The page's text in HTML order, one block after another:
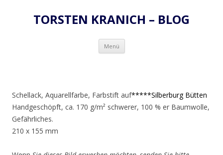
TORSTEN KRANICH – BLOG
Menü Zum
springen
Schellack, Aquarellfarbe, Farbstift auf*****Silberburg Bütten
Handgeschöpft, ca. 170 g/m² schwerer, 100 % er Baumwolle,
Gefährliches.
210 x 155 mm